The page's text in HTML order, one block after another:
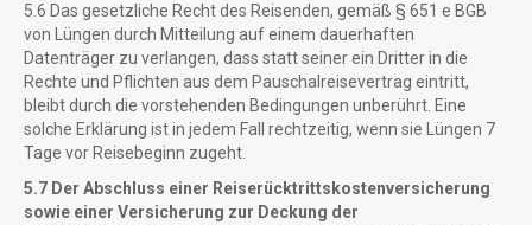
5.6 Das gesetzliche Recht des Reisenden, gemäß § 651 e BGB
von Lüngen durch Mitteilung auf einem dauerhaften
Datenträger zu verlangen, dass statt seiner ein Dritter in die
Rechte und Pflichten aus dem Pauschalreisevertrag eintritt,
bleibt durch die vorstehenden Bedingungen unberührt. Eine
solche Erklärung ist in jedem Fall rechtzeitig, wenn sie Lüngen 7
Tage vor Reisebeginn zugeht.
5.7 Der Abschluss einer Reiserücktrittskostenversicherung
sowie einer Versicherung zur Deckung der